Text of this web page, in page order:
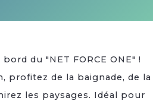
du "NET FORCE ONE" !
profitez de la baignade, de la
les paysages. Idéal pour